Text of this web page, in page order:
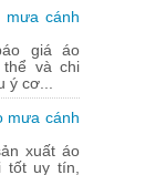
cánh
giá áo
và chi
cơ...
mưa cánh
xuất áo
tốt uy tín,